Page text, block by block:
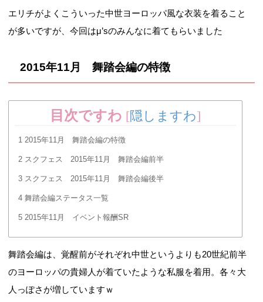
エリチがよくこういった中世ヨーロッパ風な衣装を着ること
が多いですが、今回はμ’sのみんなに着てもらいました
2015年11月 舞踏会編の特徴
目次ですわ [隠しますわ]
1 2015年11月 舞踏会編の特徴
2 スクフェス 2015年11月 舞踏会編前半
3 スクフェス 2015年11月 舞踏会編後半
4 舞踏会編ステータス一覧
5 2015年11月 イベント報酬SR
舞踏会編は、覚醒前がそれぞれ中世というよりも20世紀前半
のヨーロッパの貴婦人が着ていたような私服を着用。各々大
人っぽさが増していますｗ